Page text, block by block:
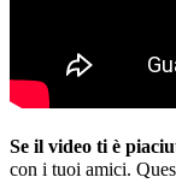
Se il video ti è
con i tuoi amici.